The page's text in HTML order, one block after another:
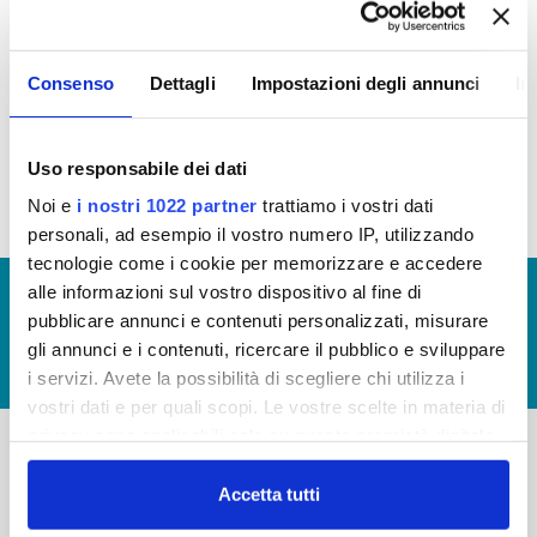
Consenso Dettagli Impostazioni degli annunci
Uso responsabile dei dati
Noi e i nostri 1022 partner trattiamo i vostri dati
personali, ad esempio il vostro numero IP, utilizzando
tecnologie come i cookie per memorizzare e accedere
alle informazioni sul vostro dispositivo al fine di
pubblicare annunci e contenuti personalizzati, misurare
gli annunci e i contenuti, ricercare il pubblico e sviluppare
i servizi. Avete la possibilità di scegliere chi utilizza i
vostri dati e per quali scopi. Le vostre scelte in materia di
in cui avete effettuato le vostre scelte. È possibile
modificare o revocare il proprio consenso in qualsiasi
momento dalla Dichiarazione sui cookie o facendo clic
Accetta tutti
In questa sezione puoi trovare il programma degli
interventi di Publiacqua 2016 - 2021 (visualizza
© Copyright 2017 - 2026
GLOSSARIO
GIUDICA IL SERVIZIO
LAVORA CON NOI
Publiacqua S.p.A
-
FAQ